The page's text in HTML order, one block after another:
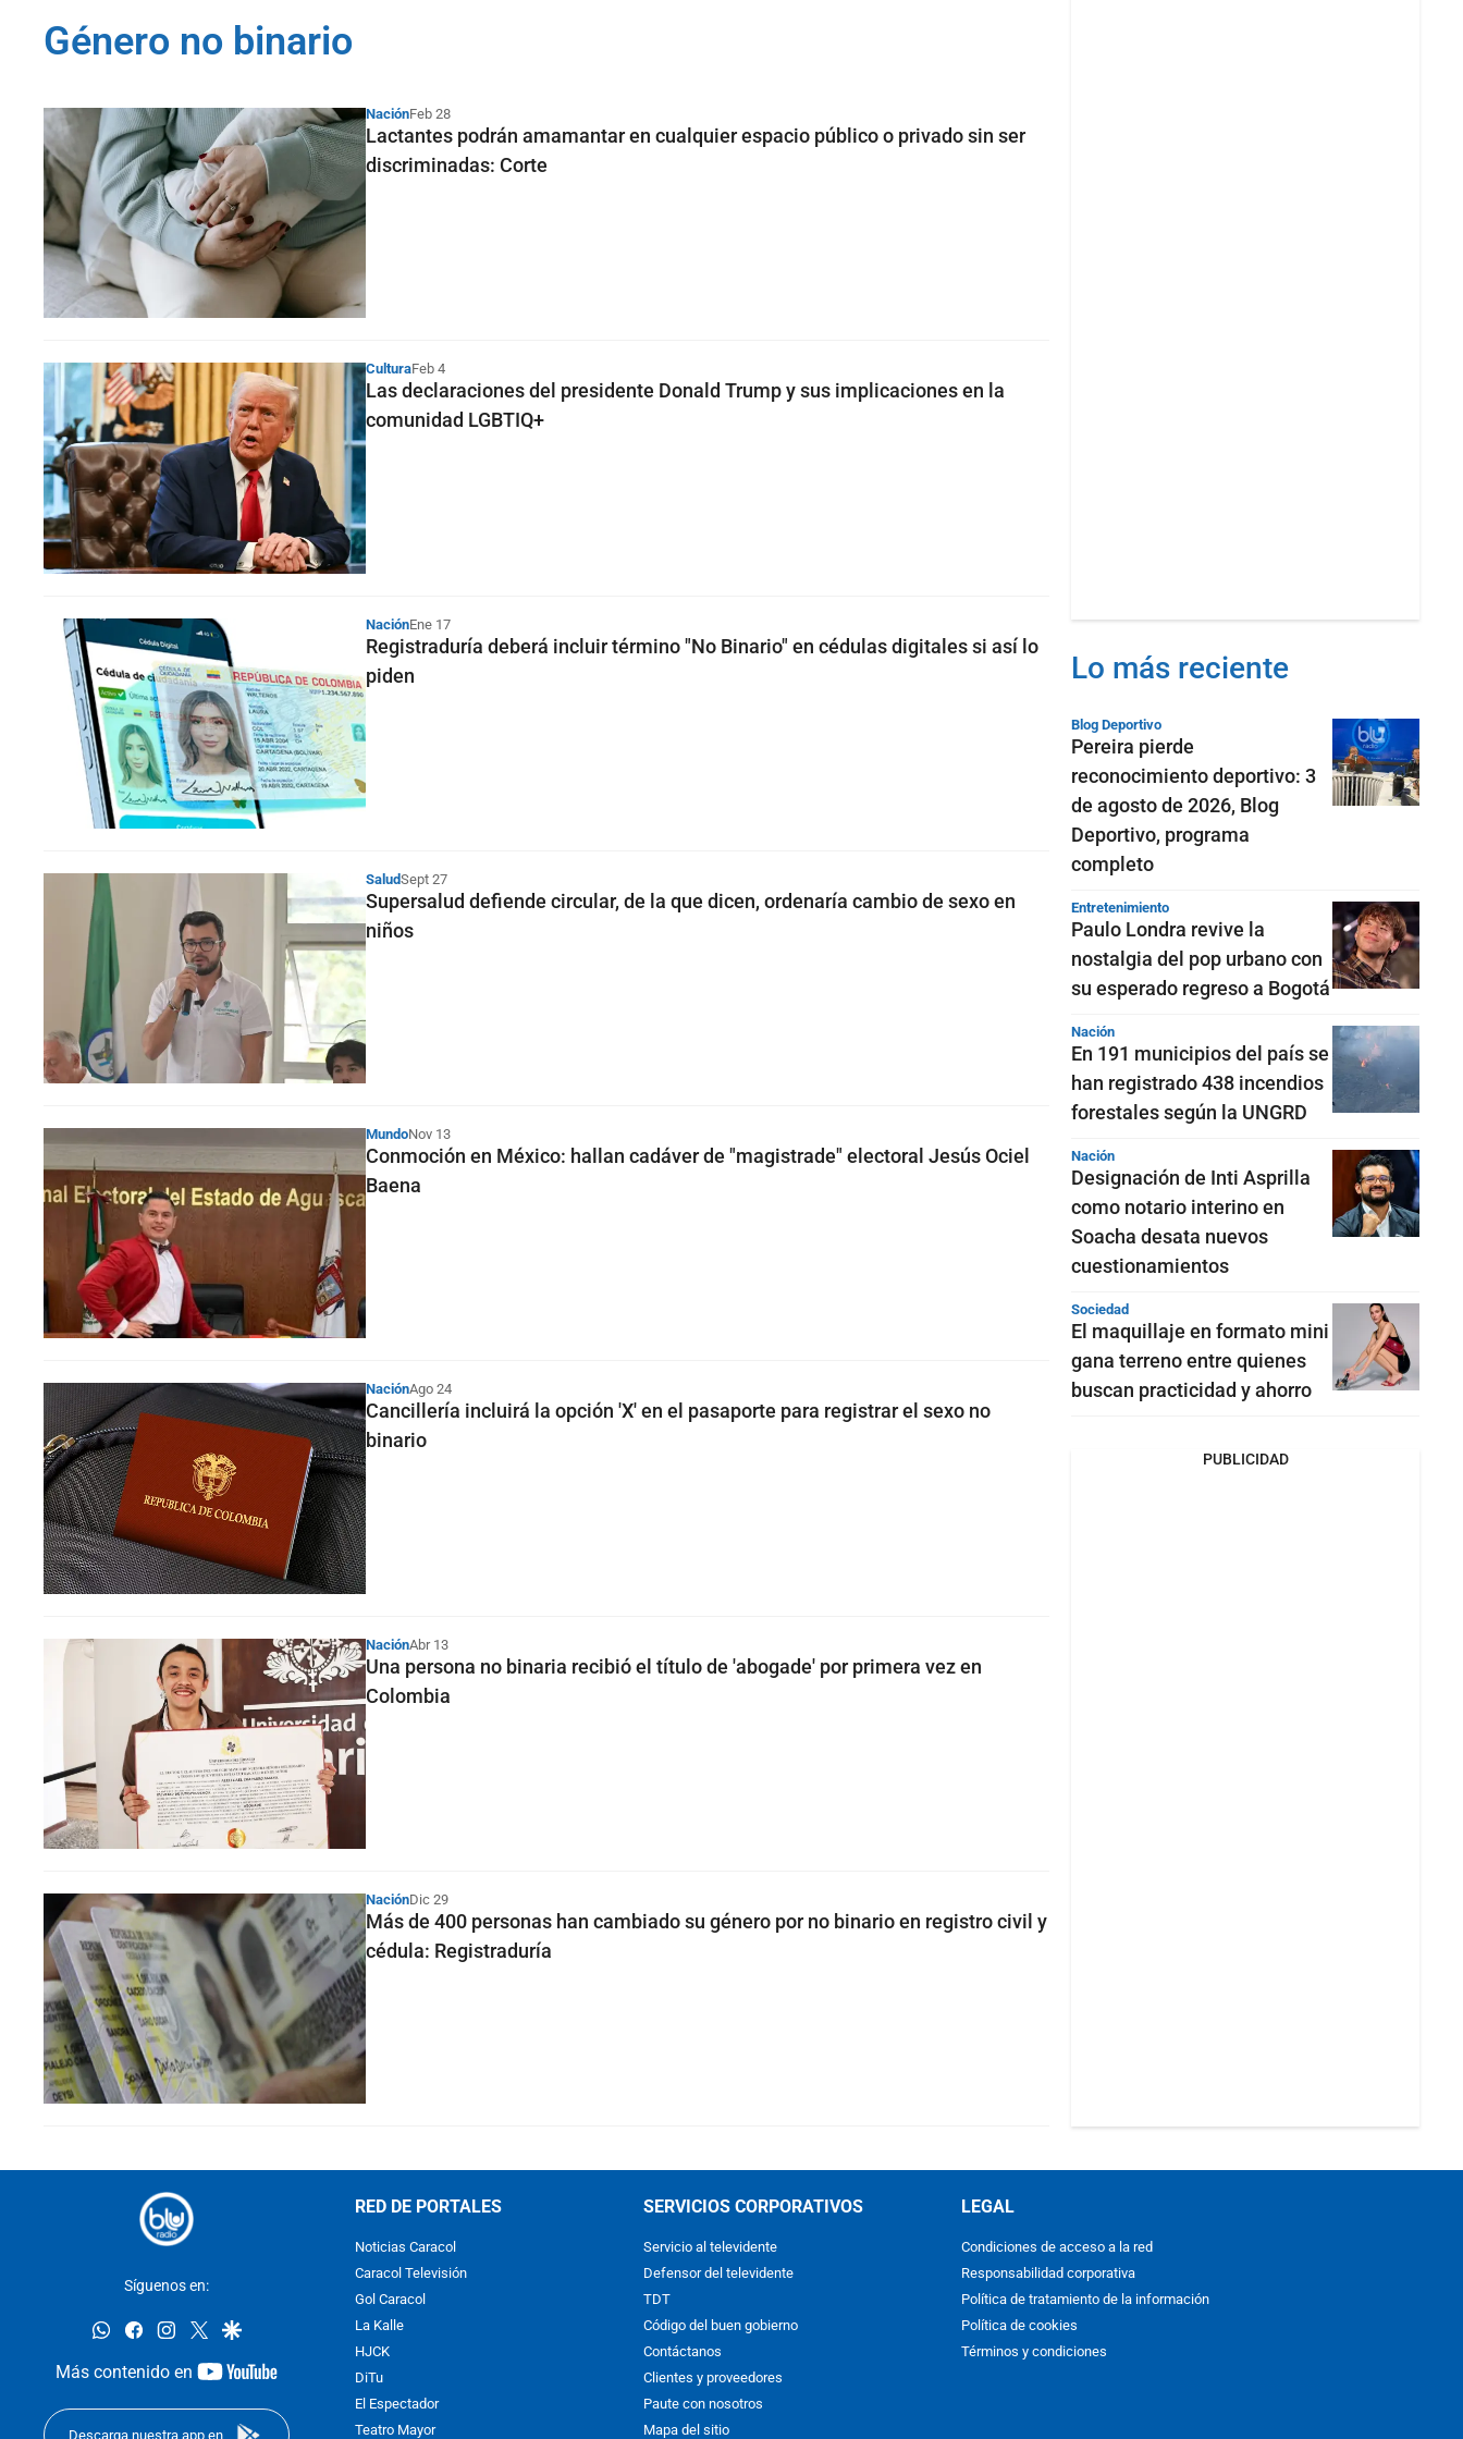
Género no binario
NaciónFeb 28
Lactantes podrán amamantar en cualquier espacio público o privado sin ser
discriminadas: Corte
CulturaFeb 4
Las declaraciones del presidente Donald Trump y sus implicaciones en la
comunidad LGBTIQ+
NaciónEne 17
Registraduría deberá incluir término "No Binario" en cédulas digitales si así lo
piden
SaludSept 27
Supersalud defiende circular, de la que dicen, ordenaría cambio de sexo en
niños
MundoNov 13
Conmoción en México: hallan cadáver de "magistrade" electoral Jesús Ociel
Baena
NaciónAgo 24
Cancillería incluirá la opción 'X' en el pasaporte para registrar el sexo no
binario
NaciónAbr 13
Una persona no binaria recibió el título de 'abogade' por primera vez en
Colombia
NaciónDic 29
Más de 400 personas han cambiado su género por no binario en registro civil y
cédula: Registraduría
Lo más reciente
Blog Deportivo
Pereira pierde
reconocimiento deportivo: 3
de agosto de 2026, Blog
Deportivo, programa
completo
Entretenimiento
Paulo Londra revive la
nostalgia del pop urbano con
su esperado regreso a Bogotá
Nación
En 191 municipios del país se
han registrado 438 incendios
forestales según la UNGRD
Nación
Designación de Inti Asprilla
como notario interino en
Soacha desata nuevos
cuestionamientos
Sociedad
El maquillaje en formato mini
gana terreno entre quienes
buscan practicidad y ahorro
PUBLICIDAD
Síguenos en:
whatsappfacebookinstagram
twittergoogle
Más contenido en
youtube-
Descarga nuestra app en
RED DE PORTALES
Noticias Caracol
Caracol Televisión
Gol Caracol
La Kalle
HJCK
DiTu
El Espectador
Teatro Mayor
SERVICIOS CORPORATIVOS
Servicio al televidente
Defensor del televidente
TDT
Código del buen gobierno
Contáctanos
Clientes y proveedores
Paute con nosotros
Mapa del sitio
LEGAL
Condiciones de acceso a la red
Responsabilidad corporativa
Política de tratamiento de la información
Política de cookies
Términos y condiciones